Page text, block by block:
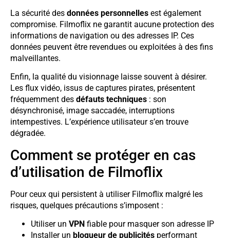
La sécurité des données personnelles est également
compromise. Filmoflix ne garantit aucune protection des
informations de navigation ou des adresses IP. Ces
données peuvent être revendues ou exploitées à des fins
malveillantes.
Enfin, la qualité du visionnage laisse souvent à désirer.
Les flux vidéo, issus de captures pirates, présentent
fréquemment des défauts techniques : son
désynchronisé, image saccadée, interruptions
intempestives. L’expérience utilisateur s’en trouve
dégradée.
Comment se protéger en cas
d’utilisation de Filmoflix
Pour ceux qui persistent à utiliser Filmoflix malgré les
risques, quelques précautions s’imposent :
Utiliser un VPN fiable pour masquer son adresse IP
Installer un bloqueur de publicités performant